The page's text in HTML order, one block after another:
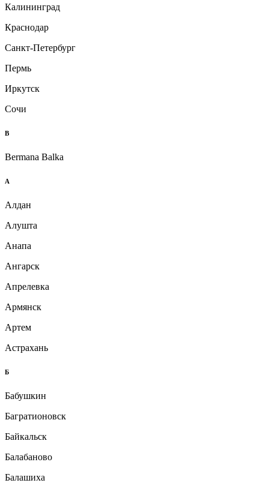
Калининград
Краснодар
Санкт-Петербург
Пермь
Иркутск
Сочи
B
Bermana Balka
А
Алдан
Алушта
Анапа
Ангарск
Апрелевка
Армянск
Артем
Астрахань
Б
Бабушкин
Багратионовск
Байкальск
Балабаново
Балашиха